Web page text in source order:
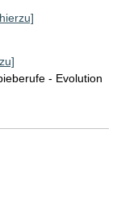
- Evolution